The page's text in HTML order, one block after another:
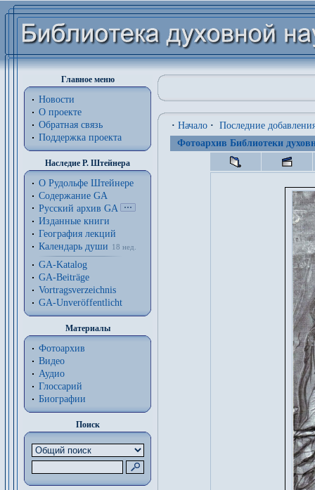
Главное меню
Новости
О проекте
Обратная связь
Поддержка проекта
Наследие Р. Штейнера
О Рудольфе Штейнере
Содержание GA
Русский архив GA
Изданные книги
География лекций
Календарь души
18 нед.
GA-Katalog
GA-Beiträge
Vortragsverzeichnis
GA-Unveröffentlicht
Материалы
Фотоархив
Видео
Аудио
Глоссарий
Биографии
Поиск
· Начало · Последние
Фотоархив Библиотеки